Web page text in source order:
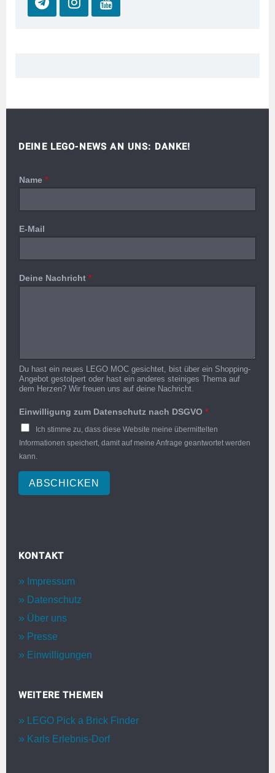
DEINE LEGO-NEWS AN UNS: DANKE!
Name *
E-Mail
Deine Nachricht *
Du hast ein neues LEGO MOC gesichtet, bist über ein Shopping-
Angebot gestolpert oder hast ein anderes steiniges Thema auf
dem Herzen? Wir freuen uns auf deine Nachricht.
Einwilligung zum Datenschutz nach DSGVO *
Ich stimme zu, dass diese Website meine übermittelten
Informationen speichert, damit auf meine Anfrage geantwortet werden
kann.
ABSCHICKEN
KONTAKT
Impressum
Datenschutz
Über uns
Presse
Einwilligungen
WEITERE THEMEN
LEGO Pick a Brick Finder
Karls Erlebnis-Dorf